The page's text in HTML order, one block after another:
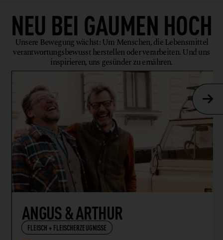
NEU BEI GAUMEN HOCH
Unsere Bewegung wächst: Um Menschen, die Lebensmittel
verantwortungsbewusst herstellen oder verarbeiten. Und uns
inspirieren, uns gesünder zu ernähren.
ANGUS & ARTHUR
FLEISCH + FLEISCHERZEUGNISSE